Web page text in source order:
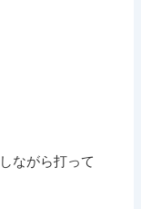
しながら打って